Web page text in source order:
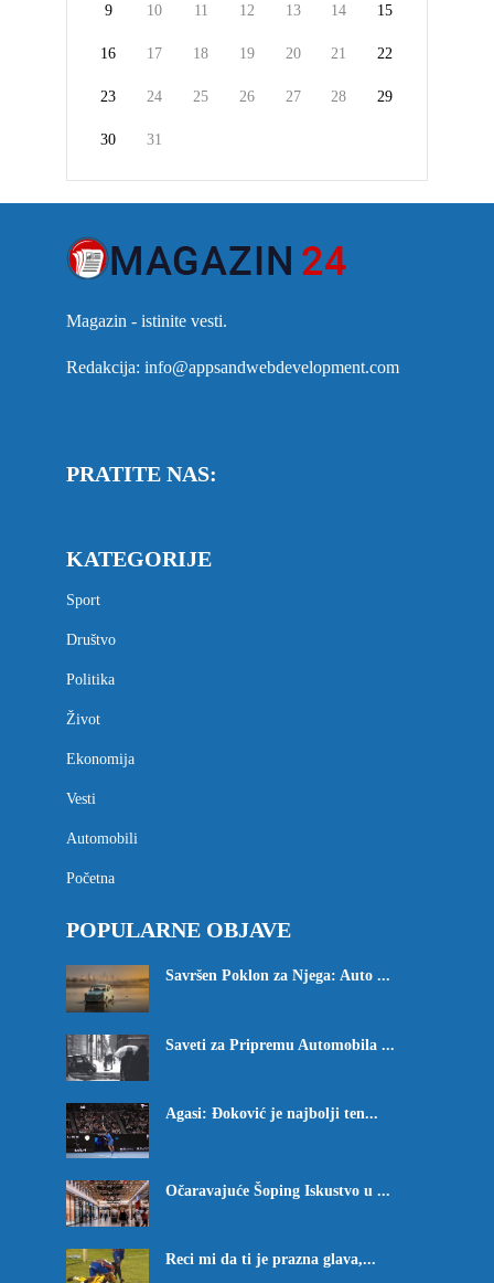
9 10 11 12 13 14 15
16 17 18 19 20 21 22
23 24 25 26 27 28 29
30 31
Magazin - istinite vesti.
Redakcija: info@appsandwebdevelopment.com
PRATITE NAS:
KATEGORIJE
Sport
Društvo
Politika
Život
Ekonomija
Vesti
Automobili
Početna
POPULARNE OBJAVE
Savršen Poklon za Njega: Auto ...
Saveti za Pripremu Automobila ...
Agasi: Đoković je najbolji ten...
Očaravajuće Šoping Iskustvo u ...
Reci mi da ti je prazna glava,...